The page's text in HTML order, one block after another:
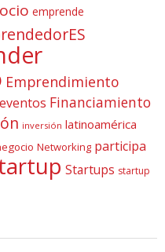
emprende
Emprendimiento
eventos Financiamiento
inversión latinoamérica
Networking participa
Startups startup